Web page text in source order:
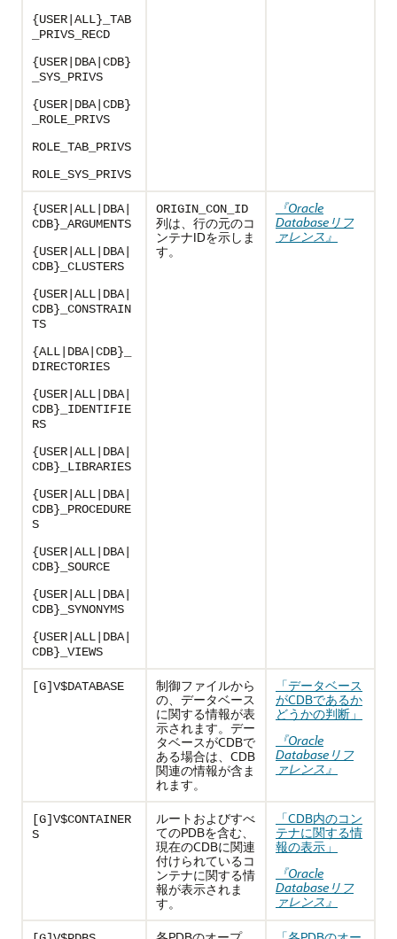
{USER|ALL}_TAB
_PRIVS_RECD
{USER|DBA|CDB}
_SYS_PRIVS
{USER|DBA|CDB}
_ROLE_PRIVS
ROLE_TAB_PRIVS
ROLE_SYS_PRIVS
{USER|ALL|DBA|
CDB}_ARGUMENTS
{USER|ALL|DBA|
CDB}_CLUSTERS
{USER|ALL|DBA|
CDB}_CONSTRAIN
TS
{ALL|DBA|CDB}_
DIRECTORIES
{USER|ALL|DBA|
CDB}_IDENTIFIE
RS
{USER|ALL|DBA|
CDB}_LIBRARIES
{USER|ALL|DBA|
CDB}_PROCEDURE
S
{USER|ALL|DBA|
CDB}_SOURCE
{USER|ALL|DBA|
CDB}_SYNONYMS
{USER|ALL|DBA|
CDB}_VIEWS
ORIGIN_CON_ID
列は、行の元のコ
ンテナIDを示しま
す。
『Oracle
Databaseリフ
ァレンス』
[G]V$DATABASE
制御ファイルから
の、データベース
に関する情報が表
示されます。デー
タベースがCDBで
ある場合は、CDB
関連の情報が含ま
れます。
「データベース
がCDBであるか
どうかの判断」
『Oracle
Databaseリフ
ァレンス』
[G]V$CONTAINER
S
ルートおよびすべ
てのPDBを含む、
現在のCDBに関連
付けられているコ
ンテナに関する情
報が表示されま
す。
「CDB内のコン
テナに関する情
報の表示」
『Oracle
Databaseリフ
ァレンス』